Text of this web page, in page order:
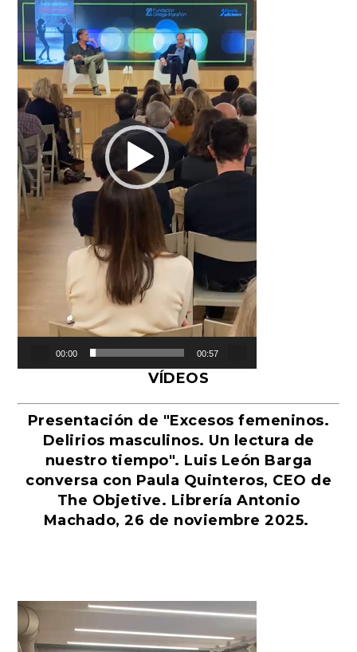
00:00 00:57
VÍDEOS
Presentación de "Excesos femeninos.
Delirios masculinos. Un lectura de
nuestro tiempo". Luis León Barga
conversa con Paula Quinteros, CEO de
The Objetive. Librería Antonio
Machado, 26 de noviembre 2025.
Reproductor
de
vídeo